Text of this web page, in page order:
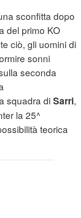
sconfitta dopo
del primo KO
ciò, gli uomini di
sonni
seconda
squadra di Sarri,
la 25^
teorica